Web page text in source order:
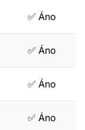
✅ Áno
✅ Áno
✅ Áno
✅ Áno